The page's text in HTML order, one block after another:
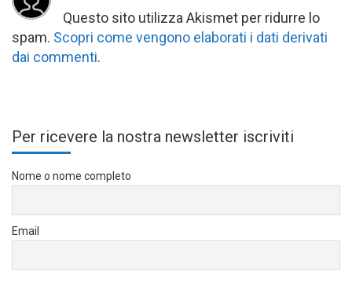
Questo sito utilizza Akismet per ridurre lo
spam. Scopri come vengono elaborati i dati derivati
dai commenti.
Per ricevere la nostra newsletter iscriviti
Nome o nome completo
Email